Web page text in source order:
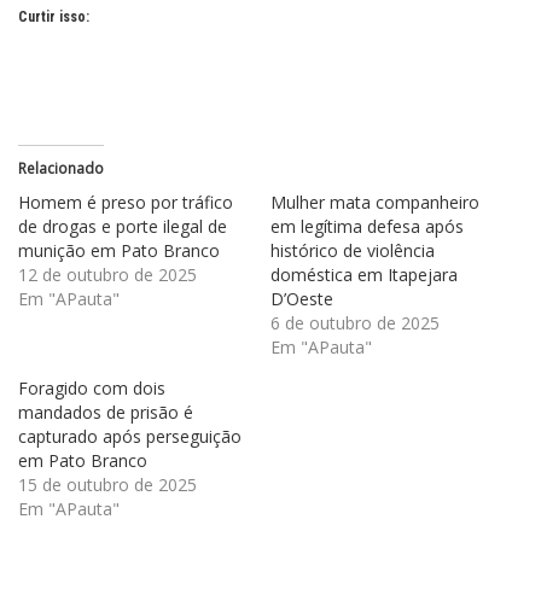
Curtir isso:
Relacionado
Homem é preso por tráfico
de drogas e porte ilegal de
munição em Pato Branco
12 de outubro de 2025
Em "APauta"
Mulher mata companheiro
em legítima defesa após
histórico de violência
doméstica em Itapejara
D’Oeste
6 de outubro de 2025
Em "APauta"
Foragido com dois
mandados de prisão é
capturado após perseguição
em Pato Branco
15 de outubro de 2025
Em "APauta"